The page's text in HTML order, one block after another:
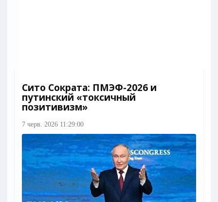
Сито Сократа: ПМЭФ-2026 и
путинский «токсичный
позитивизм»
7 черв. 2026 11:29:00